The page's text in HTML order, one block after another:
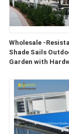
Wholesale -
Shade Sails
Garden with